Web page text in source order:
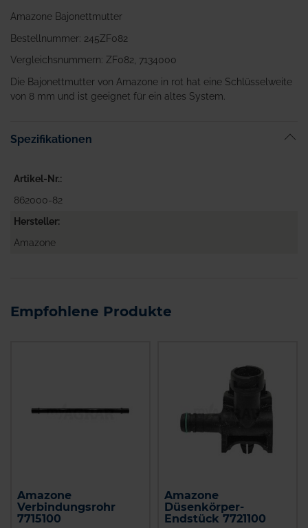
Amazone Bajonettmutter
Bestellnummer: 245ZF082
Vergleichsnummern: ZF082, 7134000
Die Bajonettmutter von Amazone in rot hat eine Schlüsselweite
von 8 mm und ist geeignet für ein altes System.
Spezifikationen
Artikel-Nr.
862000-82
Hersteller
Amazone
Empfohlene Produkte
Amazone
Verbindungsrohr
7715100
Amazone
Düsenkörper-
Endstück 7721100